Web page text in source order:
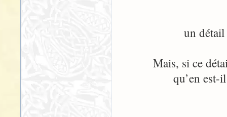
un détail
Mais, si ce
qu’en est-